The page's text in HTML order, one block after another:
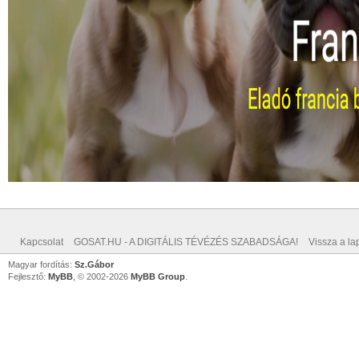
Kapcsolat GOSAT.HU - A DIGITÁLIS TÉVÉZÉS SZABADSÁGA! Vissza a
Magyar fordítás: Sz.Gábor
Fejlesztő: MyBB , © 2002-2026 MyBB Group